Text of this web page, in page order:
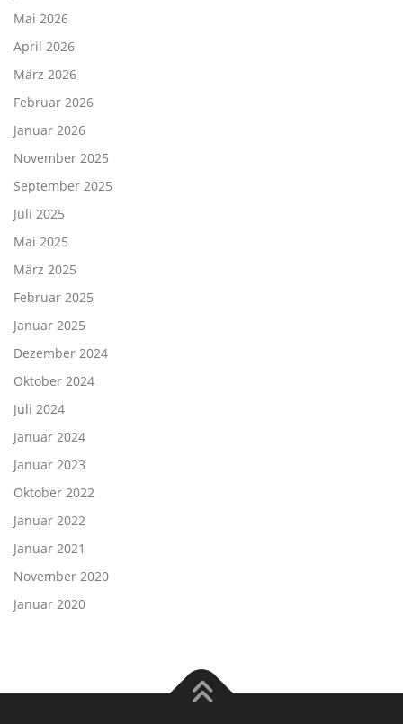
Mai 2026
April 2026
März 2026
Februar 2026
Januar 2026
November 2025
September 2025
Juli 2025
Mai 2025
März 2025
Februar 2025
Januar 2025
Dezember 2024
Oktober 2024
Juli 2024
Januar 2024
Januar 2023
Oktober 2022
Januar 2022
Januar 2021
November 2020
Januar 2020